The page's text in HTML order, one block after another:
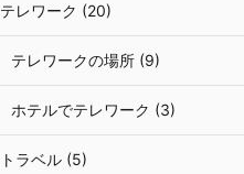
テレワーク (20)
テレワークの場所 (9)
ホテルでテレワーク (3)
トラベル (5)